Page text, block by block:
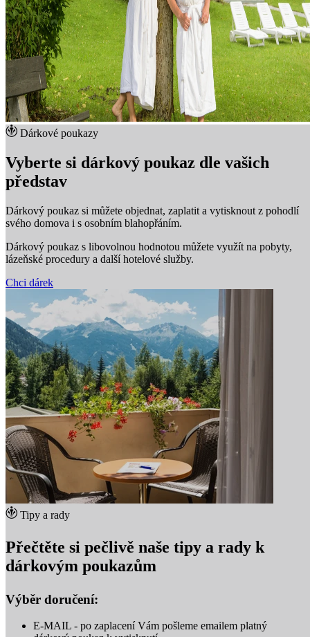
Dárkové poukazy
Vyberte si dárkový poukaz dle vašich
představ
Dárkový poukaz si můžete objednat, zaplatit a vytisknout z pohodlí
svého domova i s osobním blahopřáním.
Dárkový poukaz s libovolnou hodnotou můžete využít na pobyty,
lázeňské procedury a další hotelové služby.
Chci dárek
Tipy a rady
Přečtěte si pečlivě naše tipy a rady k
dárkovým poukazům
Výběr doručení:
E-MAIL - po zaplacení Vám pošleme emailem platný